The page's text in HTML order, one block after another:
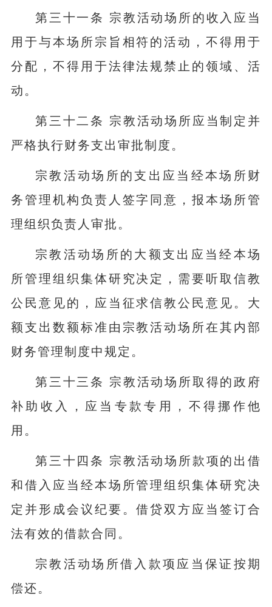
第三十一条 宗教活动场所的收入应当
用于与本场所宗旨相符的活动，不得用于
分配，不得用于法律法规禁止的领域、活
动。
第三十二条 宗教活动场所应当制定并
严格执行财务支出审批制度。
宗教活动场所的支出应当经本场所财
务管理机构负责人签字同意，报本场所管
理组织负责人审批。
宗教活动场所的大额支出应当经本场
所管理组织集体研究决定，需要听取信教
公民意见的，应当征求信教公民意见。大
额支出数额标准由宗教活动场所在其内部
财务管理制度中规定。
第三十三条 宗教活动场所取得的政府
补助收入，应当专款专用，不得挪作他
用。
第三十四条 宗教活动场所款项的出借
和借入应当经本场所管理组织集体研究决
定并形成会议纪要。借贷双方应当签订合
法有效的借款合同。
宗教活动场所借入款项应当保证按期
偿还。